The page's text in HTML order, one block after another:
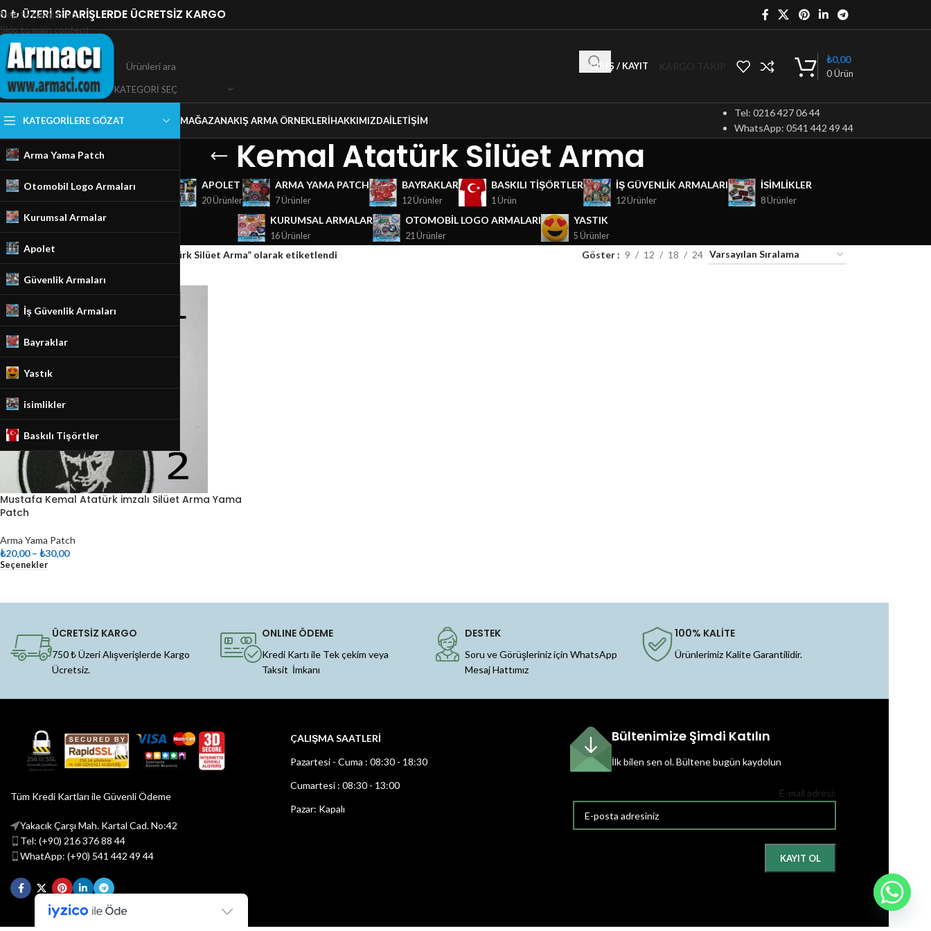
Skip to navigation
Skip to main content
₺ ÜZERİ SİPARİŞLERDE ÜCRETSİZ KARGO
KATEGORI SEÇ
GIRIŞ / KAYIT KARGO TAKİP
0Ürün
₺0,00
KATEGORILERE GÖZAT
Arma Yama Patch
Otomobil Logo Armaları
Kurumsal Armalar
Apolet
Güvenlik Armaları
İş Güvenlik Armaları
Bayraklar
Yastık
isimlikler
Baskılı Tişörtler
MAĞAZANAKIŞ ARMA ÖRNEKLERIHAKKIMIZDAİLETIŞIM
Tel: 0216 427 06 44
WhatsApp: 0541 442 49 44
Kemal Atatürk Silüet Arma
GÜVENLIK ARMALARI
18 Ürünler
APOLET
20 Ürünler
ARMA YAMA PATCH
7 Ürünler
BAYRAKLAR
12 Ürünler
BASKILI TIŞÖRTLER
1 Ürün
İŞ GÜVENLIK ARMALARI
12 Ürünler
ISIMLIKLER
8 Ürünler
KURUMSAL ARMALAR
16 Ürünler
OTOMOBIL LOGO ARMALARI
21 Ürünler
YASTIK
5 Ürünler
Ana Sayfa/Mağaza Ürünler “Kemal Atatürk Silüet Arma” olarak etiketlendi Göster 9 12 18 24
Mustafa Kemal Atatürk imzalı Silüet Arma Yama
Patch
Arma Yama Patch
₺20,00 – ₺30,00
Seçenekler
ÜCRETSİZ KARGO
750 ₺ Üzeri Alışverişlerde Kargo
Ücretsiz.
ONLINE ÖDEME
Kredi Kartı ile Tek çekim veya
Taksit İmkanı
DESTEK
Soru ve Görüşleriniz için WhatsApp
Mesaj Hattımız
100% KALİTE
Ürünlerimiz Kalite Garantilidir.
Tüm Kredi Kartları ile Güvenli Ödeme
Yakacık Çarşı Mah. Kartal Cad. No:42
Tel: (+90) 216 376 88 44
WhatApp: (+90) 541 442 49 44
ÇALIŞMA SAATLERİ
Pazartesi - Cuma : 08:30 - 18:30
Cumartesi : 08:30 - 13:00
Pazar: Kapalı
Bültenimize Şimdi Katılın
İlk bilen sen ol.Bültene bugün kaydolun
E-mail adresi: